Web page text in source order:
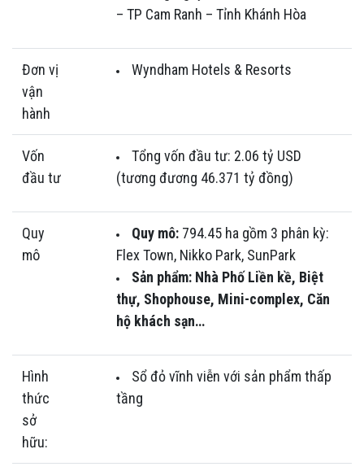
– TP Cam Ranh – Tỉnh Khánh Hòa
Đơn vị
vận
hành
Wyndham Hotels & Resorts
Vốn
đầu tư
Tổng vốn đầu tư: 2.06 tỷ USD
(tương đương 46.371 tỷ đồng)
Quy
mô
Quy mô: 794.45 ha gồm 3 phân kỳ:
Flex Town, Nikko Park, SunPark
Sản phẩm: Nhà Phố Liền kề, Biệt
thự, Shophouse, Mini-complex, Căn
hộ khách sạn…
Hình
thức
sở
hữu:
Sổ đỏ vĩnh viễn với sản phẩm thấp
tầng